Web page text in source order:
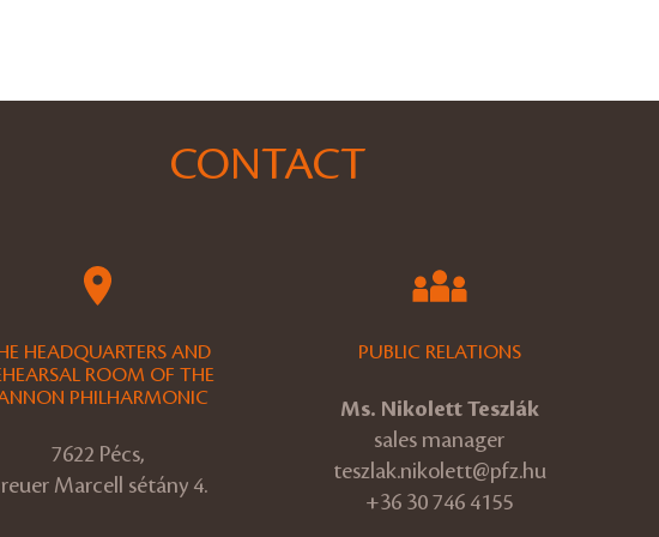
CONTACT
HEADQUARTERS AND
ROOM OF THE
PHILHARMONIC
7622 Pécs,
Marcell sétány 4.
PUBLIC RELATIONS
Ms. Nikolett Teszlák
sales manager
teszlak.nikolett@pfz.hu
+36 30 746 4155